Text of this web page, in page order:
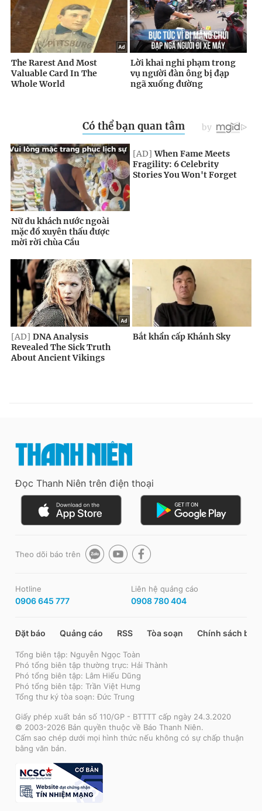
Đọc Thanh Niên trên điện thoại
Theo dõi báo trên
Hotline
0906 645 777
Liên hệ quảng cáo
0908 780 404
Đặt báo Quảng cáo RSS Tòa soạn Chính sách bảo
Tổng biên tập: Nguyễn Ngọc Toàn
Phó tổng biên tập thường trực: Hải Thành
Phó tổng biên tập: Lâm Hiếu Dũng
Phó tổng biên tập: Trần Việt Hưng
Tổng thư ký tòa soạn: Đức Trung
Giấy phép xuất bản số 110/GP - BTTTT cấp ngày 24.3.2020
© 2003-2026 Bản quyền thuộc về Báo Thanh Niên.
Cấm sao chép dưới mọi hình thức nếu không có sự chấp thuận
bằng văn bản.